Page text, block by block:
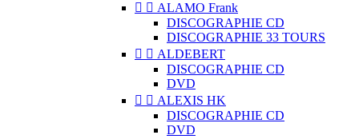
  ALAMO Frank
DISCOGRAPHIE CD
DISCOGRAPHIE 33 TOURS
  ALDEBERT
DISCOGRAPHIE CD
DVD
  ALEXIS HK
DISCOGRAPHIE CD
DVD